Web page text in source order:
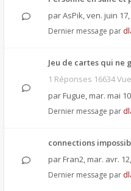
parAsPik,ven. juin 17,
Dernier message par
Jeu de cartes qui ne
1 Réponses 16634
par Fugue, mar. mai
Dernier message par
connections
par Fran2, mar. avr.
Dernier message par